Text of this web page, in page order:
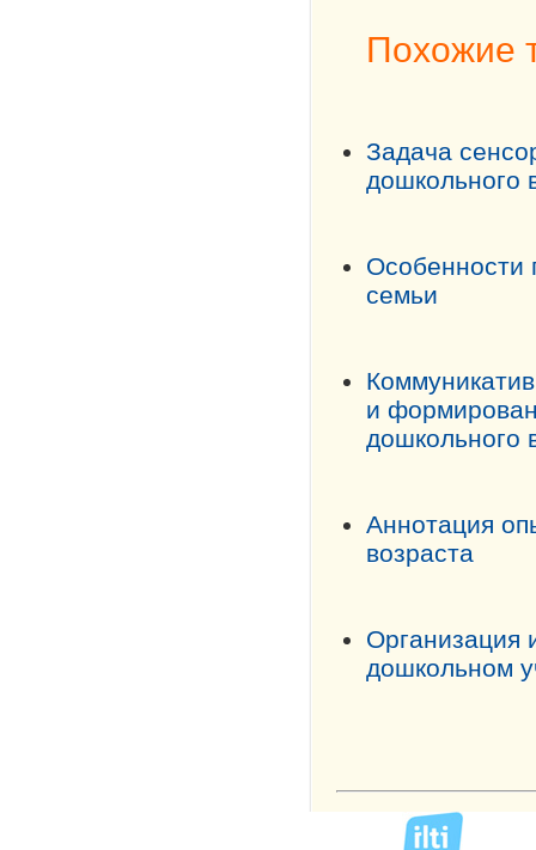
Похожие
Задача
дошкольного
Особенности
семьи
и
дошкольного
Аннотация
возраста
Организация
дошкольном